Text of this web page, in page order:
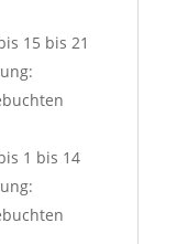
15 bis 21
1 bis 14